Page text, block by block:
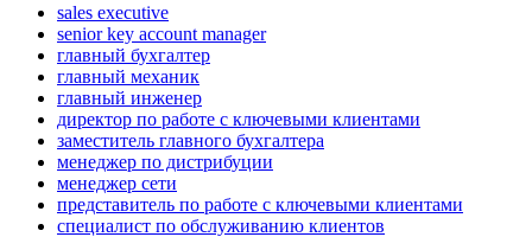
sales executive
senior key account manager
главный бухгалтер
главный механик
главный инженер
директор по работе с ключевыми клиентами
заместитель главного бухгалтера
менеджер по дистрибуции
менеджер сети
представитель по работе с ключевыми клиентами
специалист по обслуживанию клиентов